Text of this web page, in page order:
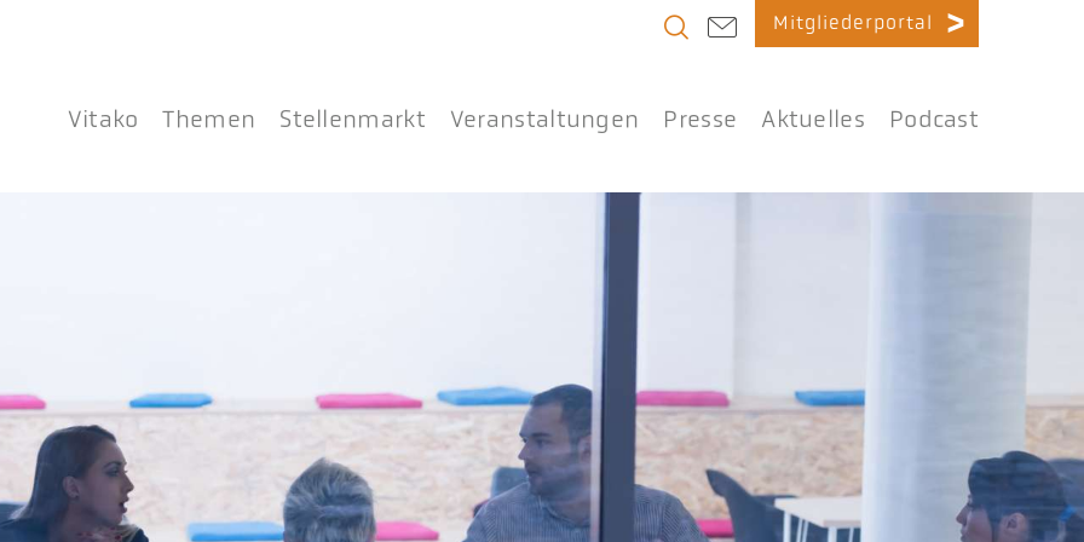
Mitgliederportal
Vitako Themen Stellenmarkt Veranstaltungen Presse Aktuelles Podcast